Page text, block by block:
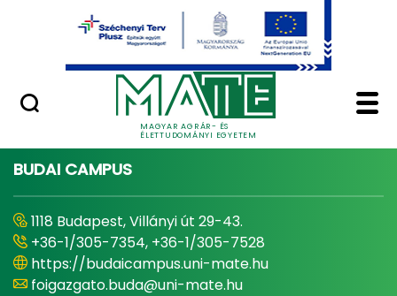
Ugrás a fő tartalomhoz
MAGYAR AGRÁR- ÉS
ÉLETTUDOMÁNYI EGYETEM
Minőségügy
Home - Magyar
BUDAI CAMPUS
1118 Budapest, Villányi út 29-43.
+36-1/305-7354, +36-1/305-7528
https://budaicampus.uni-mate.hu
foigazgato.buda@uni-mate.hu